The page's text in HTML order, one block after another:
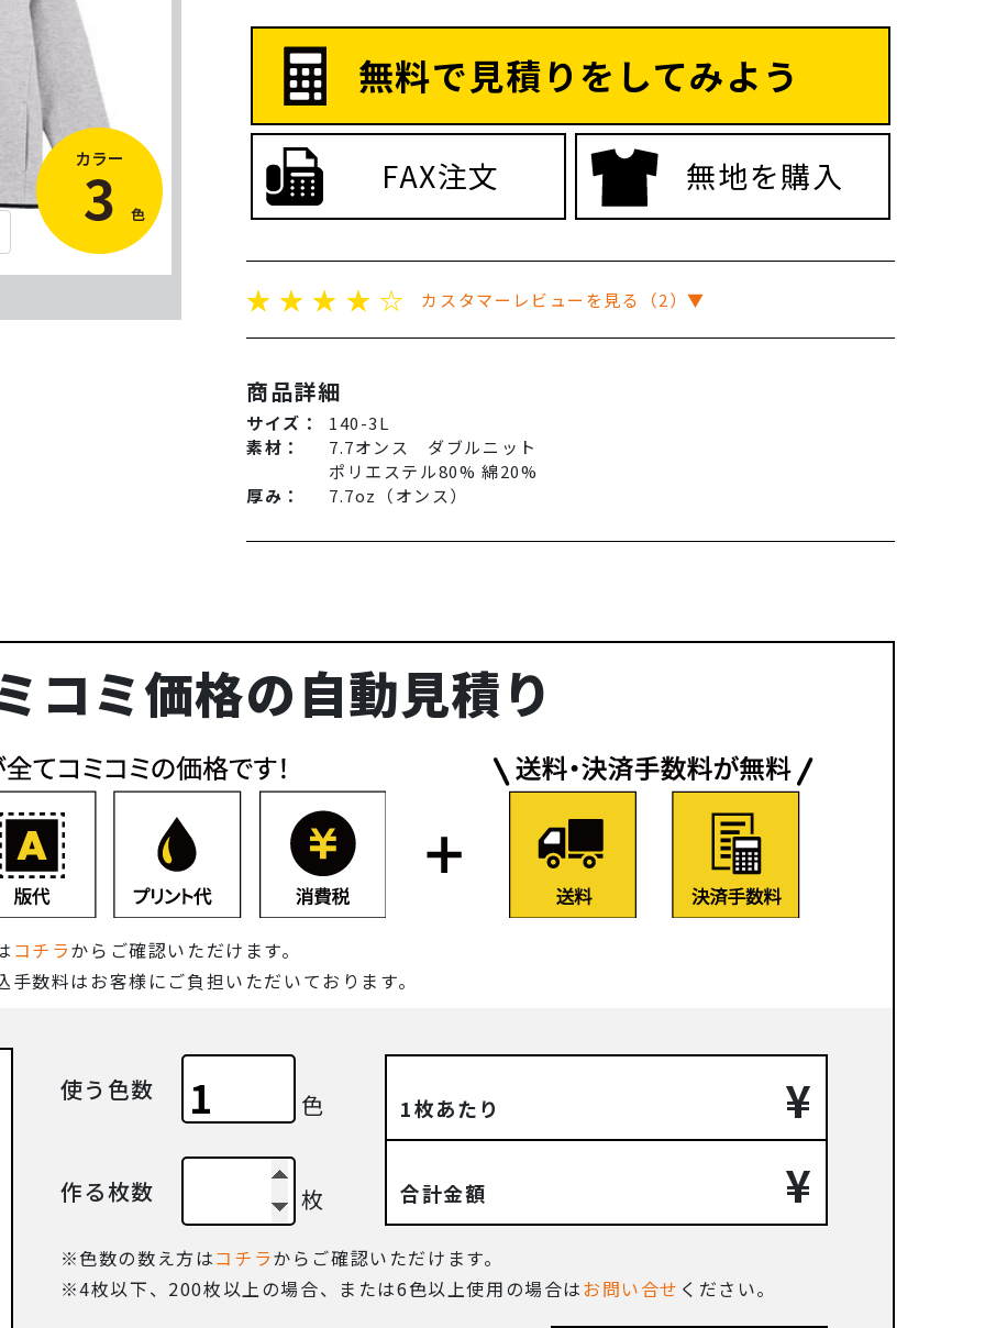
無料で見積りをしてみよう
FAX注文 無地を購入
☆ ☆ ☆ ☆ ☆ カスタマーレビューを見る（2）▼
商品詳細
サイズ：
140-3L
素材：
7.7オンス ダブルニット
ポリエステル80% 綿20%
厚み：
7.7oz（オンス）
コミ価格の自動見積り
コチラからご確認いただけます。
数料はお客様にご負担いただいております。
使う色数 色
作る枚数 枚
1枚あたり ¥
合計金額 ¥
色数の数え方はコチラからご確認いただけます。
4枚以下、200枚以上の場合、または6色以上使用の場合はお問い合せ ください。